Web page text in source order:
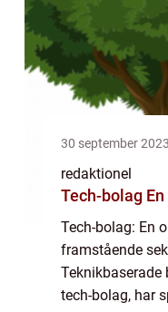
30 september 2023
redaktionel
Tech-bolag: En
framstående
Teknikbaserade
tech-bolag, har